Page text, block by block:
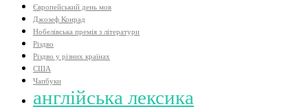
Європейський день мов
Джозеф Конрад
Нобелівська премія з літератури
Різдво
Різдво у різних країнах
США
Чапбуки
англійська лексика